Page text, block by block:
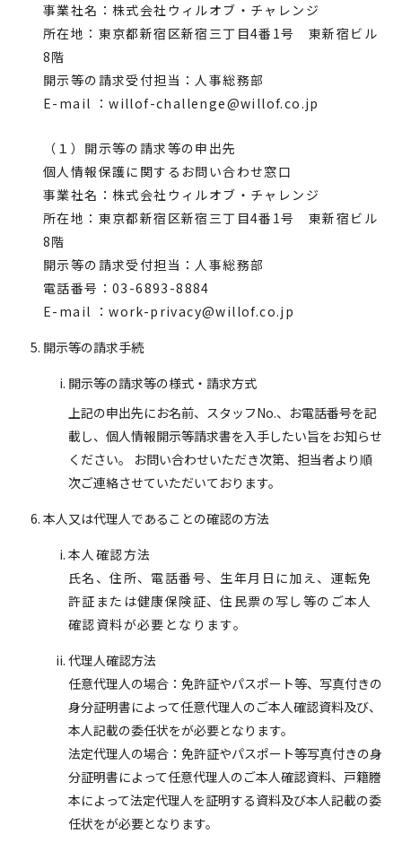
事業社名：株式会社ウィルオブ・チャレンジ
所在地：東京都新宿区新宿三丁目4番1号 東新宿ビル
8階
開示等の請求受付担当：人事総務部
E-mail ：willof-challenge@willof.co.jp
（１）開示等の請求等の申出先
個人情報保護に関するお問い合わせ窓口
事業社名：株式会社ウィルオブ・チャレンジ
所在地：東京都新宿区新宿三丁目4番1号 東新宿ビル
8階
開示等の請求受付担当：人事総務部
電話番号：03-6893-8884
E-mail ：work-privacy@willof.co.jp
開示等の請求手続
開示等の請求等の様式・請求方式
上記の申出先にお名前、スタッフNo.、お電話番号を記
載し、個人情報開示等請求書を入手したい旨をお知らせ
ください。 お問い合わせいただき次第、担当者より順
次ご連絡させていただいております。
本人又は代理人であることの確認の方法
本人確認方法
氏名、住所、電話番号、生年月日に加え、運転免
許証または健康保険証、住民票の写し等のご本人
確認資料が必要となります。
代理人確認方法
任意代理人の場合：免許証やパスポート等、写真付きの
身分証明書によって任意代理人のご本人確認資料及び、
本人記載の委任状をが必要となります。
法定代理人の場合：免許証やパスポート等写真付きの身
分証明書によって任意代理人のご本人確認資料、戸籍謄
本によって法定代理人を証明する資料及び本人記載の委
任状をが必要となります。